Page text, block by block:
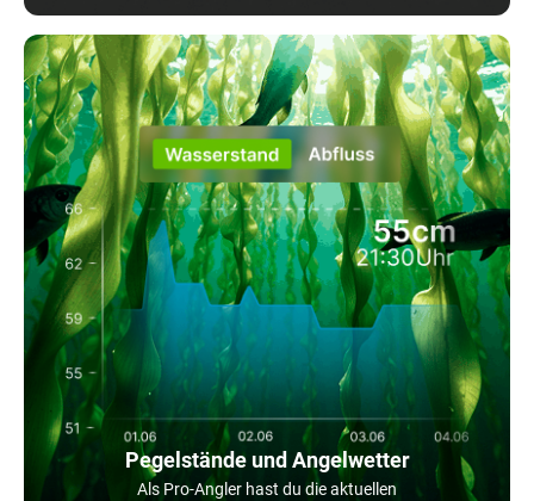
Pegelstände und Angelwetter
Als Pro-Angler hast du die aktuellen